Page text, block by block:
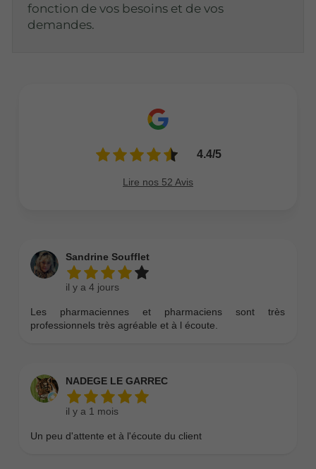
fonction de vos besoins et de vos
demandes.